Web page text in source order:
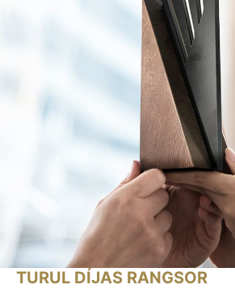
TURUL DÍJAS RANGSOR